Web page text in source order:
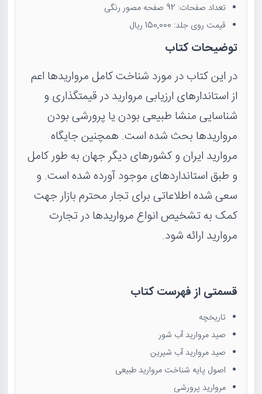
تعداد صفحات: 92 صفحه مصور رنگی
قیمت روی جلد: 150,000 ریال
توضیحات کتاب
در این کتاب در مورد شناخت کامل مرواریدها اعم
از استاندارهای ارزیابی مروارید در قیمتگذاری و
شناسایی منشا طبیعی بودن یا پرورشی بودن
مرواریدها بحث شده است. همچنین جایگاه
مروارید ایران و کشورهای دیگر جهان به طور کامل
و طبق استانداردهای موجود آورده شده است. و
سعی شده اطلاعاتی برای تجار محترم بازار جهت
کمک به تشخیص انواع مرواریدها در تجارت
مروارید ارائه شود.
قسمتی از فهرست کتاب
تاریخچه
صید مروارید آب شور
صید مروارید آب شیرین
اصول پایه شناخت مروارید طبیعی
مروارید پرورشی